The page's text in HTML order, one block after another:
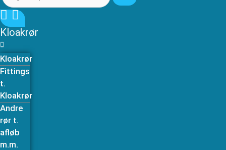
Kloakrør
Kloakrør
Fittings
t.
Kloakrør
Andre
rør t.
afløb
m.m.